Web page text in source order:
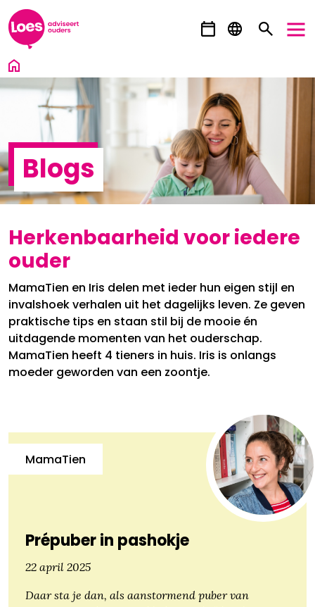
Ga direct naar inhoud
Blogs
Herkenbaarheid voor iedere
ouder
MamaTien en Iris delen met ieder hun eigen stijl en
invalshoek verhalen uit het dagelijks leven. Ze geven
praktische tips en staan stil bij de mooie én
uitdagende momenten van het ouderschap.
MamaTien heeft 4 tieners in huis. Iris is onlangs
moeder geworden van een zoontje.
Prépuber in pashokje
MamaTien
22 april 2025
Daar sta je dan, als aanstormend puber van